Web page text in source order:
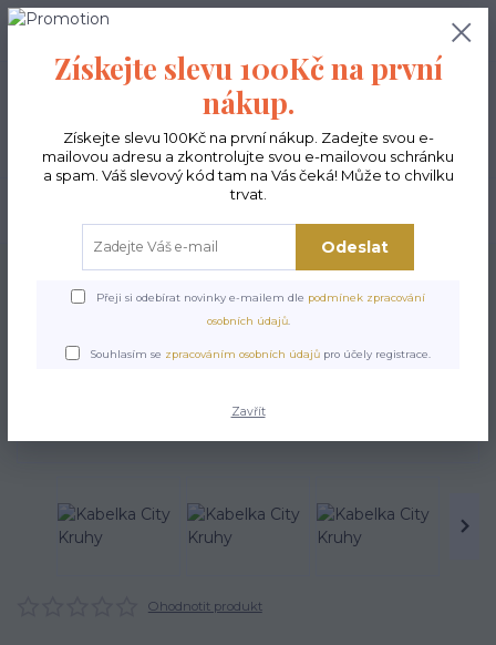
0,00 Kč
Kabelky ekologické Kabelky velké Kabelky City sv.šedé
Kabelka City Kruhy
Ohodnotit produkt
Získejte slevu 100Kč na první
nákup.
Získejte slevu 100Kč na první nákup. Zadejte svou e-
mailovou adresu a zkontrolujte svou e-mailovou schránku
a spam. Váš slevový kód tam na Vás čeká! Může to chvilku
trvat.
Odeslat
Přeji si odebírat novinky e-mailem dle podmínek zpracování
osobních údajů.
Souhlasím se zpracováním osobních údajů pro účely registrace.
Zavřít